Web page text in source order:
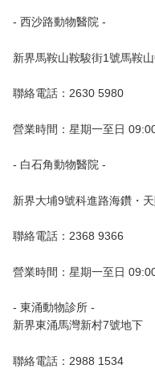
- 西沙路動物醫院 -
新界馬鞍山鞍駿街1號馬鞍
聯絡電話：2630 5980
營業時間：星期一至日
- 白石角動物醫院 -
新界大埔9號科進路海鑽・
聯絡電話：2368 9366
營業時間：星期一至日
- 東涌動物診所 -
新界東涌馬灣新村7號地下
聯絡電話：2988 1534